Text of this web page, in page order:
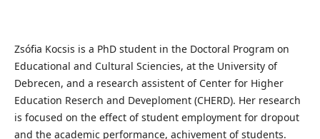
Zsófia Kocsis is a PhD student in the Doctoral Program on
Educational and Cultural Sciencies, at the University of
Debrecen, and a research assistent of Center for Higher
Education Reserch and Deveploment (CHERD). Her research
is focused on the effect of student employment for dropout
and the academic performance, achivement of students.